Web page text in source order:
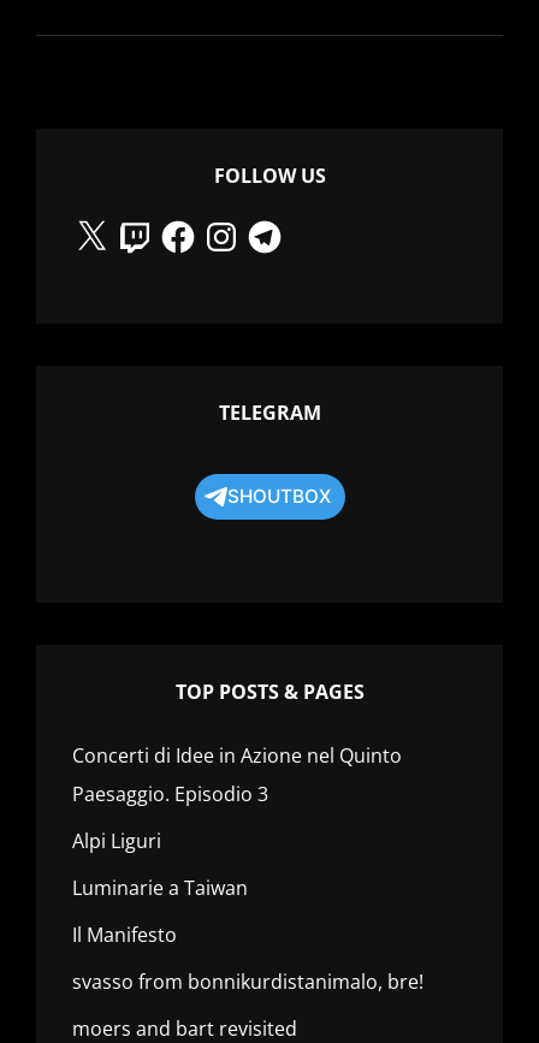
DECOLONIZE
FOLLOW US
X
TwitchFacebookInstagramTelegram
TELEGRAM
SHOUTBOX
TOP POSTS & PAGES
Concerti di Idee in Azione nel Quinto
Paesaggio. Episodio 3
Alpi Liguri
Luminarie a Taiwan
Il Manifesto
svasso from bonnikurdistanimalo, bre!
moers and bart revisited